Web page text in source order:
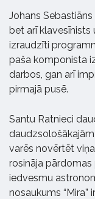
Johans
bet arī klavesīnists
izraudzīti
paša komponista
darbos, gan arī
pirmajā pusē.
Santu Ratnieci
varēs novērtēt
rosināja pārdomas
iedvesmu
nosaukums